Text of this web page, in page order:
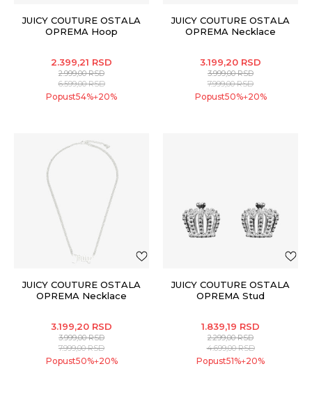
JUICY COUTURE OSTALA
OPREMA Hoop
2.399,21 RSD
2.999,00RSD
6.599,00RSD
Popust54%+20%
JUICY COUTURE OSTALA
OPREMA Necklace
3.199,20 RSD
3.999,00RSD
7.999,00RSD
Popust50%+20%
JUICY COUTURE OSTALA
OPREMA Necklace
3.199,20 RSD
3.999,00RSD
7.999,00RSD
Popust50%+20%
JUICY COUTURE OSTALA
OPREMA Stud
1.839,19 RSD
2.299,00RSD
4.699,00RSD
Popust51%+20%